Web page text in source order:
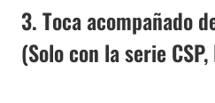
3. Toca acompañado
(Solo con la serie